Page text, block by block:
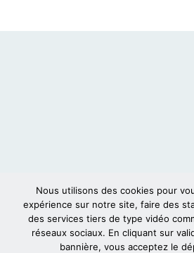
Nous utilisons des cookies pour
expérience sur notre site, faire des
des services tiers de type vidéo
réseaux sociaux. En cliquant sur
bannière, vous acceptez le